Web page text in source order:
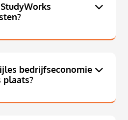
bedrijfseconomie
plaats?